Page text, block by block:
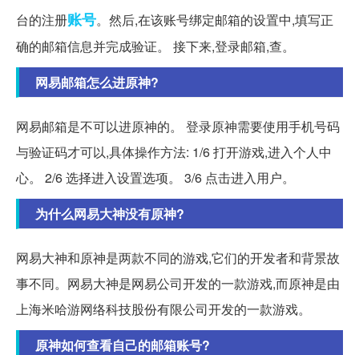
台的注册账号。然后,在该账号绑定邮箱的设置中,填写正
确的邮箱信息并完成验证。 接下来,登录邮箱,查。
网易邮箱怎么进原神?
网易邮箱是不可以进原神的。 登录原神需要使用手机号码
与验证码才可以,具体操作方法: 1/6 打开游戏,进入个人中
心。 2/6 选择进入设置选项。 3/6 点击进入用户。
为什么网易大神没有原神?
网易大神和原神是两款不同的游戏,它们的开发者和背景故
事不同。网易大神是网易公司开发的一款游戏,而原神是由
上海米哈游网络科技股份有限公司开发的一款游戏。
原神如何查看自己的邮箱账号?